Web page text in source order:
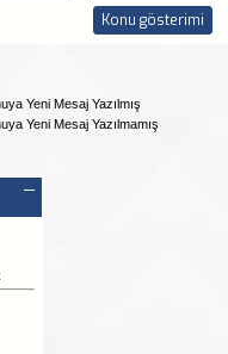
Yeni Mesaj Yazılmış
Yeni Mesaj Yazılmamış